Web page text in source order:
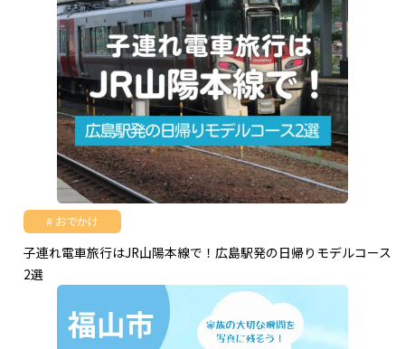
おでかけ
子連れ電車旅行はJR山陽本線で！広島駅発の日帰りモデルコース
2選